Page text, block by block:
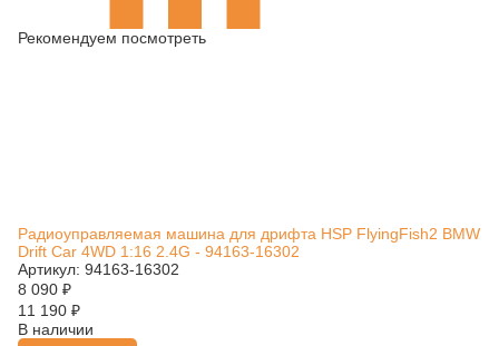
Рекомендуем посмотреть
Радиоуправляемая машина для дрифта HSP FlyingFish2 BMW
Drift Car 4WD 1:16 2.4G - 94163-16302
Артикул: 94163-16302
8 090 ₽
11 190 ₽
В наличии